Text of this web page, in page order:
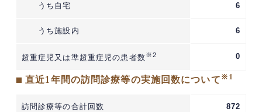
うち自宅 6
うち施設内 6
超重症児又は準超重症児の患者数※2 0
■ 直近1年間の訪問診療等の実施回数について※1
訪問診療等の合計回数 872